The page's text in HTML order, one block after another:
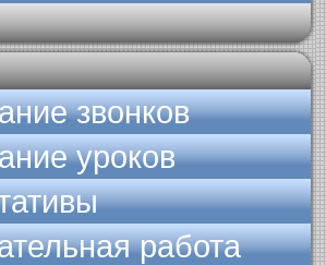
звонков
уроков
работа